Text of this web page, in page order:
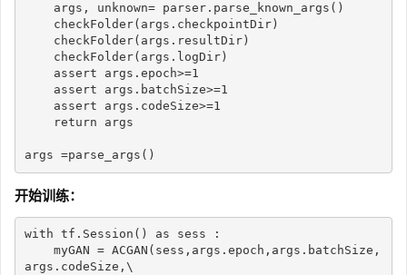
    args
, unknown= parser. parse_known_args ( )
    checkFolder
( args . checkpointDir)
    checkFolder
( args . resultDir)
    checkFolder
( args . logDir)
assert args . epoch>=1
assert args . batchSize>=1
assert args . codeSize>=1
return args
args =parse_args ( )
开始训练：
with tf . Session ( ) as sess
:
    myGAN
= ACGAN ( sess , args . epoch , args . batchSize ,
args . codeSize , \